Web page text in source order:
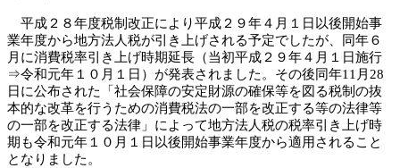
平成２８年度税制改正により平成２９年４月１日以後開始事
業年度から地方法人税が引き上げされる予定でしたが、同年６
月に消費税率引き上げ時期延長（当初平成２９年４月１日施行
⇒令和元年１０月１日）が発表されました。その後同年11月28
日に公布された「社会保障の安定財源の確保等を図る税制の抜
本的な改革を行うための消費税法の一部を改正する等の法律等
の一部を改正する法律」によって地方法人税の税率引き上げ時
期も令和元年１０月１日以後開始事業年度から適用されること
となりました。